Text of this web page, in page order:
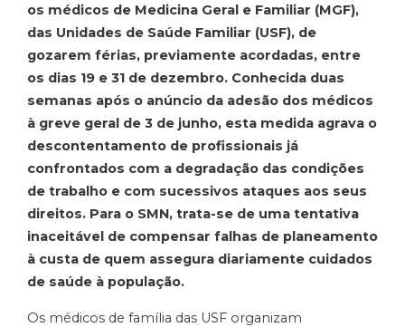
os médicos de Medicina Geral e Familiar (MGF),
das Unidades de Saúde Familiar (USF), de
gozarem férias, previamente acordadas, entre
os dias 19 e 31 de dezembro. Conhecida duas
semanas após o anúncio da adesão dos médicos
à greve geral de 3 de junho, esta medida agrava o
descontentamento de profissionais já
confrontados com a degradação das condições
de trabalho e com sucessivos ataques aos seus
direitos. Para o SMN, trata-se de uma tentativa
inaceitável de compensar falhas de planeamento
à custa de quem assegura diariamente cuidados
de saúde à população.
Os médicos de família das USF organizam